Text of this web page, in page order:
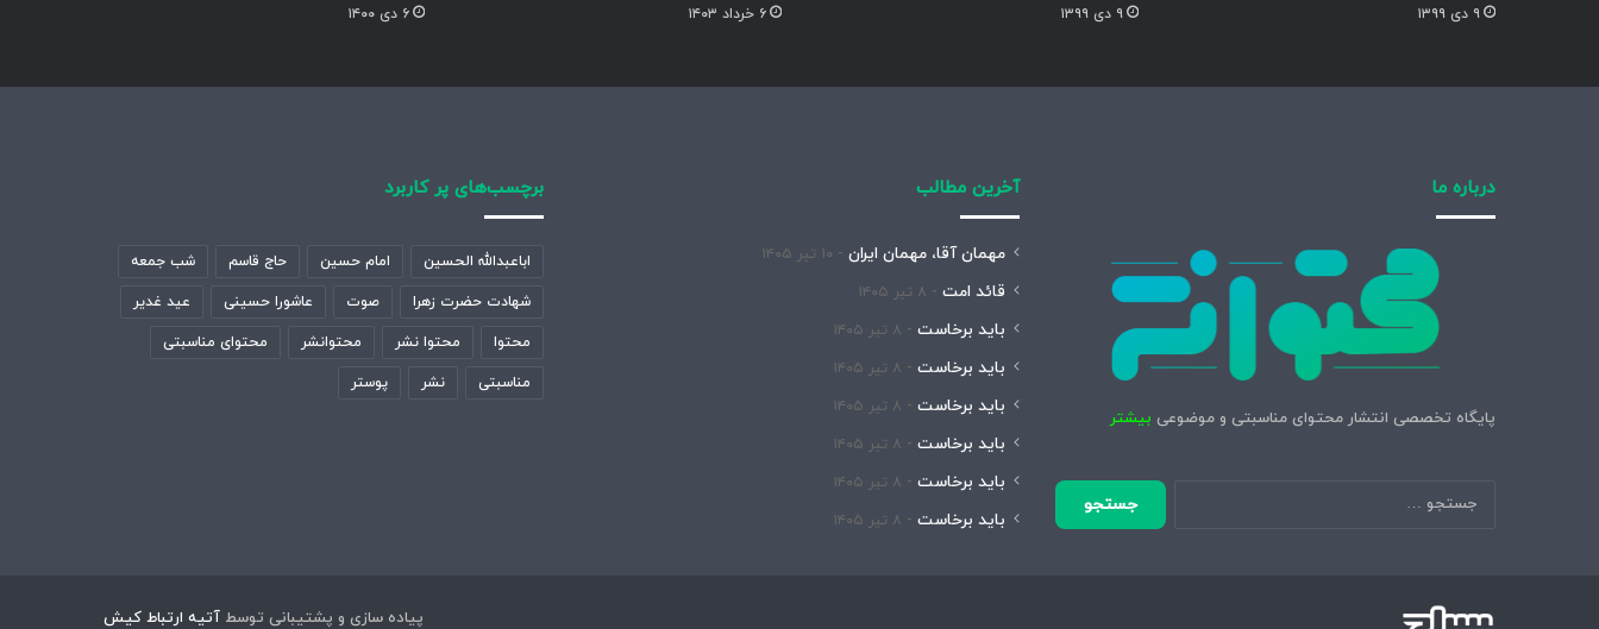
۹ دی ۱۳۹۹ ۹ دی ۱۳۹۹ ۶ خرداد ۱۴۰۳ ۶ دی ۱۴۰۰
درباره ما
پایگاه تخصصی انتشار محتوای مناسبتی و موضوعی بیشتر
جستجو
برای:
آخرین مطالب
مهمان آقا، مهمان ایران ۱۰ تیر ۱۴۰۵
قائد امت ۸ تیر ۱۴۰۵
باید برخاست ۸ تیر ۱۴۰۵
باید برخاست ۸ تیر ۱۴۰۵
باید برخاست ۸ تیر ۱۴۰۵
باید برخاست ۸ تیر ۱۴۰۵
باید برخاست ۸ تیر ۱۴۰۵
باید برخاست ۸ تیر ۱۴۰۵
برچسب‌های پر کاربرد
اباعبدالله الحسین امام حسین حاج قاسم شب جمعه
شهادت حضرت زهرا صوت عاشورا حسینی عید غدیر
محتوا محتوا نشر محتوانشر محتوای مناسبتی
مناسبتی نشر پوستر
پیاده سازی و پشتیبانی توسط آتیه ارتباط کیش